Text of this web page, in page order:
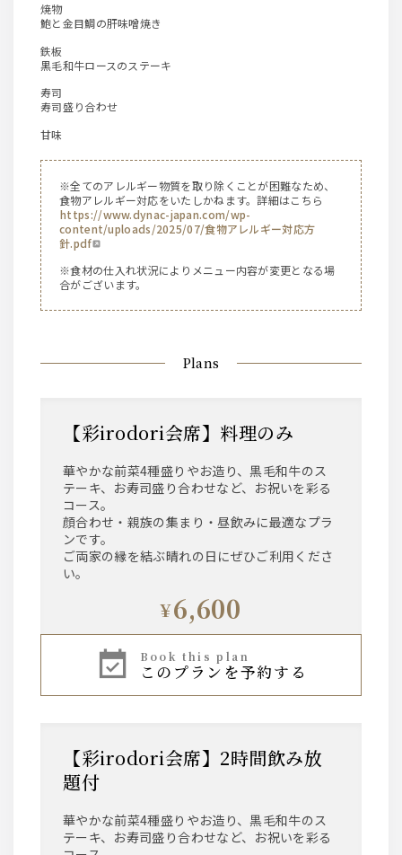
焼物
鮑と金目鯛の肝味噌焼き
鉄板
黒毛和牛ロースのステーキ
寿司
寿司盛り合わせ
甘味
※全てのアレルギー物質を取り除くことが困難なため、
食物アレルギー対応をいたしかねます。詳細はこちら
https://www.dynac-japan.com/wp-
content/uploads/2025/07/食物アレルギー対応方
針.pdf
※食材の仕入れ状況によりメニュー内容が変更となる場
合がございます。
Plans
【彩irodori会席】料理のみ
華やかな前菜4種盛りやお造り、黒毛和牛のス
テーキ、お寿司盛り合わせなど、お祝いを彩る
コース。
顔合わせ・親族の集まり・昼飲みに最適なプラ
ンです。
ご両家の縁を結ぶ晴れの日にぜひご利用くださ
い。
¥6,600
book this plan
このプランを予約する
【彩irodori会席】2時間飲み放
題付
華やかな前菜4種盛りやお造り、黒毛和牛のス
テーキ、お寿司盛り合わせなど、お祝いを彩る